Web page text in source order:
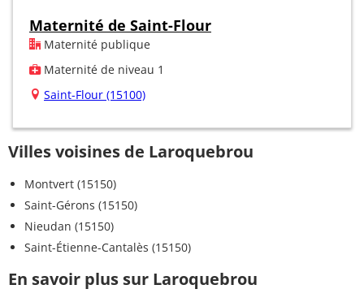
Maternité de Saint-Flour
Maternité publique
Maternité de niveau 1
Saint-Flour (15100)
Villes voisines de Laroquebrou
Montvert (15150)
Saint-Gérons (15150)
Nieudan (15150)
Saint-Étienne-Cantalès (15150)
En savoir plus sur Laroquebrou